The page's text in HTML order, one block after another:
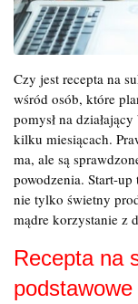
Czy jest recepta na
wśród osób, które
pomysł na
kilku miesiącach.
ma, ale są
powodzenia. Start-
nie tylko świetny
mądre korzystanie z
Recepta na